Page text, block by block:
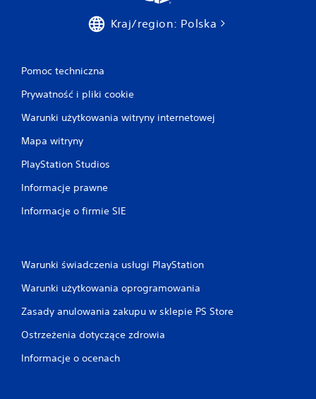
Kraj/region: Polska
Pomoc techniczna
Prywatność i pliki cookie
Warunki użytkowania witryny internetowej
Mapa witryny
PlayStation Studios
Informacje prawne
Informacje o firmie SIE
Warunki świadczenia usługi PlayStation
Warunki użytkowania oprogramowania
Zasady anulowania zakupu w sklepie PS Store
Ostrzeżenia dotyczące zdrowia
Informacje o ocenach